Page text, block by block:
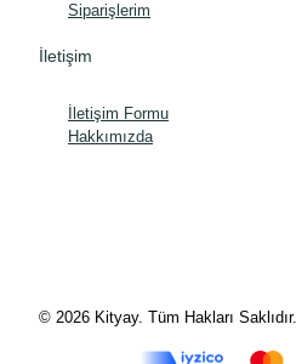
Siparişlerim
İletişim
İletişim Formu
Hakkımızda
© 2026 Kityay. Tüm Hakları Saklıdır.